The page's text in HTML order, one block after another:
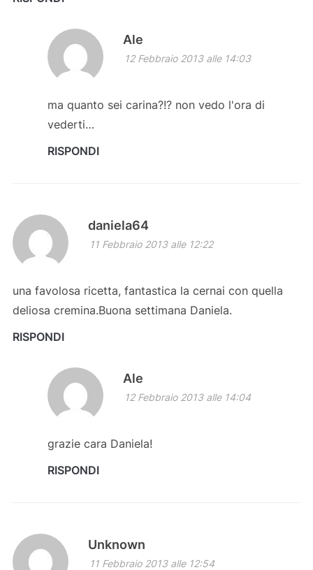
Ale
12 Febbraio 2013 alle 14:03
ma quanto sei carina?!? non vedo l'ora di
vederti…
RISPONDI
daniela64
11 Febbraio 2013 alle 12:22
una favolosa ricetta, fantastica la cernai con quella
deliosa cremina.Buona settimana Daniela.
RISPONDI
Ale
12 Febbraio 2013 alle 14:04
grazie cara Daniela!
RISPONDI
Unknown
11 Febbraio 2013 alle 12:54